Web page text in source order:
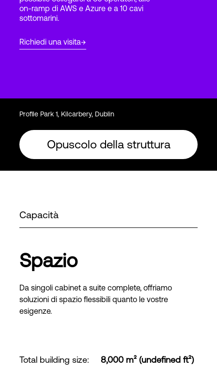
on-ramp di AWS e Azure e a 10 cavi
sottomarini.
Richiedi una visita
Profile Park 1, Kilcarbery, Dublin
Opuscolo della struttura
Capacità
Spazio
Da singoli cabinet a suite complete, offriamo
soluzioni di spazio flessibili quanto le vostre
esigenze.
Total building size: 8,000 m² (undefined ft²)